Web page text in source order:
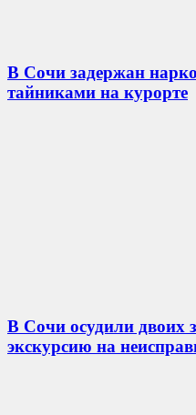
В Сочи задержан
тайниками на курорте
В Сочи осудили двоих
экскурсию на